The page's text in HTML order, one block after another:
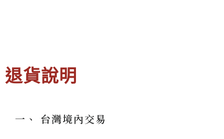
退貨說明
一、 台灣境內交易